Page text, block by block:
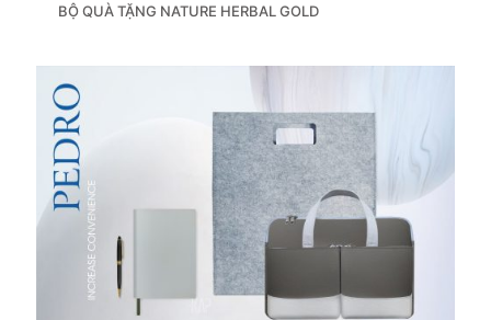
BỘ QUÀ TẶNG NATURE HERBAL GOLD